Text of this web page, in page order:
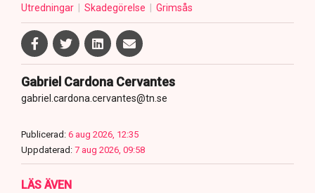
Utredningar
Skadegörelse Grimsås
Gabriel Cardona Cervantes
gabriel.cardona.cervantes@tn.se
Publicerad: 6 aug 2026, 12:35
Uppdaterad: 7 aug 2026, 09:58
LÄS ÄVEN